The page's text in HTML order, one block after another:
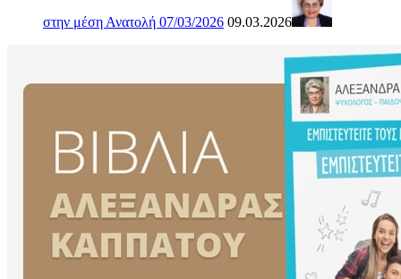
στην μέση Ανατολή 07/03/2026 09.03.2026